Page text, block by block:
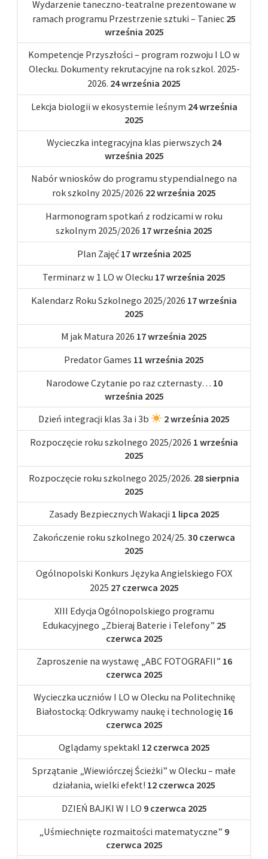
Wydarzenie taneczno-teatralne prezentowane w
ramach programu Przestrzenie sztuki – Taniec 25
września 2025
Kompetencje Przyszłości – program rozwoju I LO w
Olecku. Dokumenty rekrutacyjne na rok szkol. 2025-
2026. 24 września 2025
Lekcja biologii w ekosystemie leśnym 24 września
2025
Wycieczka integracyjna klas pierwszych 24
września 2025
Nabór wniosków do programu stypendialnego na
rok szkolny 2025/2026 22 września 2025
Harmonogram spotkań z rodzicami w roku
szkolnym 2025/2026 17 września 2025
Plan Zajęć 17 września 2025
Terminarz w 1 LO w Olecku 17 września 2025
Kalendarz Roku Szkolnego 2025/2026 17 września
2025
M jak Matura 2026 17 września 2025
Predator Games 11 września 2025
Narodowe Czytanie po raz czternasty… 10
września 2025
Dzień integracji klas 3a i 3b
2 września 2025
Rozpoczęcie roku szkolnego 2025/2026 1 września
2025
Rozpoczęcie roku szkolnego 2025/2026. 28 sierpnia
2025
Zasady Bezpiecznych Wakacji 1 lipca 2025
Zakończenie roku szkolnego 2024/25. 30 czerwca
2025
Ogólnopolski Konkurs Języka Angielskiego FOX
2025 27 czerwca 2025
XIII Edycja Ogólnopolskiego programu
Edukacyjnego „Zbieraj Baterie i Telefony” 25
czerwca 2025
Zaproszenie na wystawę „ABC FOTOGRAFII” 16
czerwca 2025
Wycieczka uczniów I LO w Olecku na Politechnikę
Białostocką: Odkrywamy naukę i technologię 16
czerwca 2025
Oglądamy spektakl 12 czerwca 2025
Sprzątanie „Wiewiórczej Ścieżki” w Olecku – małe
działania, wielki efekt! 12 czerwca 2025
DZIEŃ BAJKI W I LO 9 czerwca 2025
„Uśmiechnięte rozmaitości matematyczne” 9
czerwca 2025